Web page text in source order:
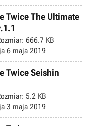
Twice The Ultimate
666.7 KB
6 maja 2019
Twice Seishin
5.2 KB
3 maja 2019